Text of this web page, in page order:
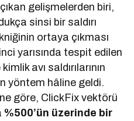
gelişmelerden biri,
sinsi bir saldırı
ortaya çıkması
yarısında tespit edilen
avı saldırılarının
yöntem hâline geldi.
göre, ClickFix vektörü
%500’ün üzerinde bir